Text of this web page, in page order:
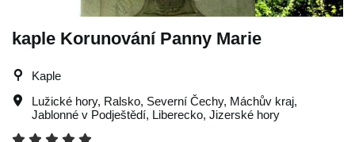
kaple Korunování Panny Marie
Kaple
Lužické hory, Ralsko, Severní Čechy, Máchův kraj,
Jablonné v Podještědí, Liberecko, Jizerské hory